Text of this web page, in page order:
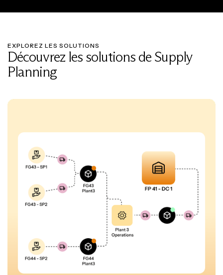
EXPLOREZ LES SOLUTIONS
Découvrez les solutions de Supply
Planning